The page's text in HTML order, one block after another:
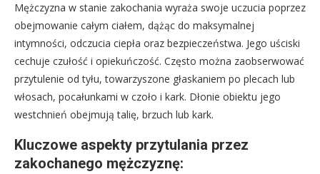
Mężczyzna w stanie zakochania wyraża swoje uczucia poprzez
obejmowanie całym ciałem, dążąc do maksymalnej
intymności, odczucia ciepła oraz bezpieczeństwa. Jego uściski
cechuje czułość i opiekuńczość. Często można zaobserwować
przytulenie od tyłu, towarzyszone głaskaniem po plecach lub
włosach, pocałunkami w czoło i kark. Dłonie obiektu jego
westchnień obejmują talię, brzuch lub kark.
Kluczowe aspekty przytulania przez
zakochanego mężczyznę: